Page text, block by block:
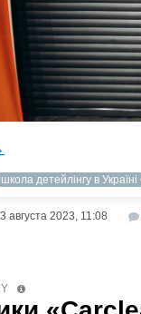
школа детейлінгу в Україні
3 августа 2023, 11:08